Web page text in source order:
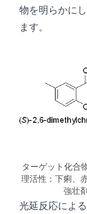
物を明らかに
ます。
ターゲット化合
理活性：下痢、
強壮剤
光延反応による